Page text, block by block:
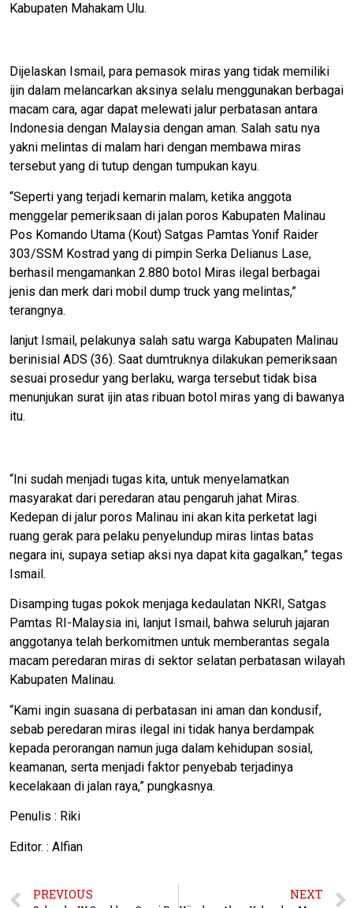
Kabupaten Mahakam Ulu.
Dijelaskan Ismail, para pemasok miras yang tidak memiliki
ijin dalam melancarkan aksinya selalu menggunakan berbagai
macam cara, agar dapat melewati jalur perbatasan antara
Indonesia dengan Malaysia dengan aman. Salah satu nya
yakni melintas di malam hari dengan membawa miras
tersebut yang di tutup dengan tumpukan kayu.
“Seperti yang terjadi kemarin malam, ketika anggota
menggelar pemeriksaan di jalan poros Kabupaten Malinau
Pos Komando Utama (Kout) Satgas Pamtas Yonif Raider
303/SSM Kostrad yang di pimpin Serka Delianus Lase,
berhasil mengamankan 2.880 botol Miras ilegal berbagai
jenis dan merk dari mobil dump truck yang melintas,”
terangnya.
lanjut Ismail, pelakunya salah satu warga Kabupaten Malinau
berinisial ADS (36). Saat dumtruknya dilakukan pemeriksaan
sesuai prosedur yang berlaku, warga tersebut tidak bisa
menunjukan surat ijin atas ribuan botol miras yang di bawanya
itu.
“Ini sudah menjadi tugas kita, untuk menyelamatkan
masyarakat dari peredaran atau pengaruh jahat Miras.
Kedepan di jalur poros Malinau ini akan kita perketat lagi
ruang gerak para pelaku penyelundup miras lintas batas
negara ini, supaya setiap aksi nya dapat kita gagalkan,” tegas
Ismail.
Disamping tugas pokok menjaga kedaulatan NKRI, Satgas
Pamtas RI-Malaysia ini, lanjut Ismail, bahwa seluruh jajaran
anggotanya telah berkomitmen untuk memberantas segala
macam peredaran miras di sektor selatan perbatasan wilayah
Kabupaten Malinau.
“Kami ingin suasana di perbatasan ini aman dan kondusif,
sebab peredaran miras ilegal ini tidak hanya berdampak
kepada perorangan namun juga dalam kehidupan sosial,
keamanan, serta menjadi faktor penyebab terjadinya
kecelakaan di jalan raya,” pungkasnya.
Penulis : Riki
Editor. : Alfian
PREVIOUS NEXT